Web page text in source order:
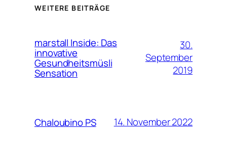
WEITERE BEITRÄGE
marstall Inside: Das
innovative
Gesundheitsmüsli
Sensation
30.
September
2019
Chaloubino PS 14. November 2022